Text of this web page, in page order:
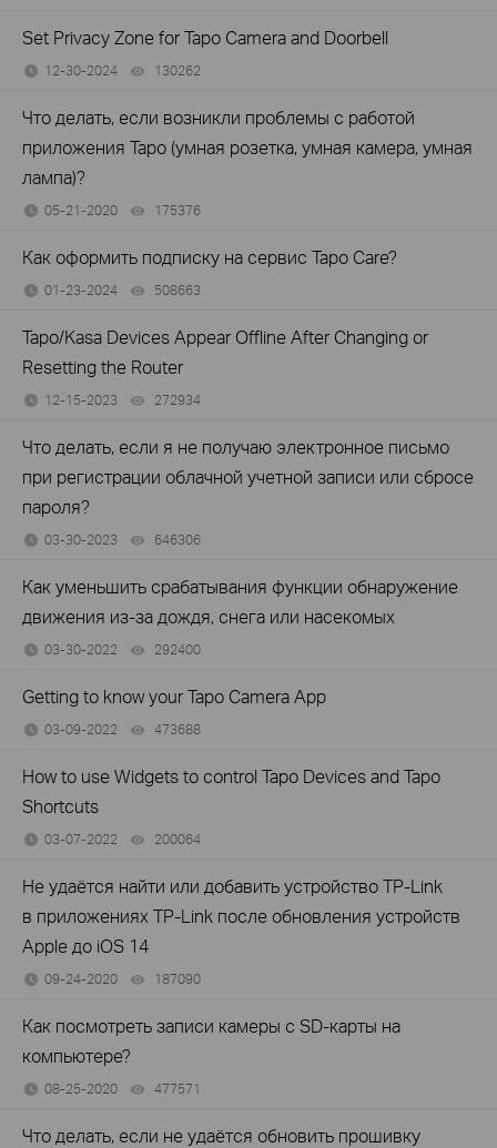
Set Privacy Zone for Tapo Camera and Doorbell
12-30-2024 130262
Что делать, если возникли проблемы с работой
приложения Tapo (умная розетка, умная камера, умная
лампа)?
05-21-2020 175376
Как оформить подписку на сервис Tapo Care?
01-23-2024 508663
Tapo/Kasa Devices Appear Offline After Changing or
Resetting the Router
12-15-2023 272934
Что делать, если я не получаю электронное письмо
при регистрации облачной учетной записи или сбросе
пароля?
03-30-2023 646306
Как уменьшить срабатывания функции обнаружение
движения из-за дождя, снега или насекомых
03-30-2022 292400
Getting to know your Tapo Camera App
03-09-2022 473688
How to use Widgets to control Tapo Devices and Tapo
Shortcuts
03-07-2022 200064
Не удаётся найти или добавить устройство TP‑Link
в приложениях TP‑Link после обновления устройств
Apple до iOS 14
09-24-2020 187090
Как посмотреть записи камеры с SD‑карты на
компьютере?
08-25-2020 477571
Что делать, если не удаётся обновить прошивку